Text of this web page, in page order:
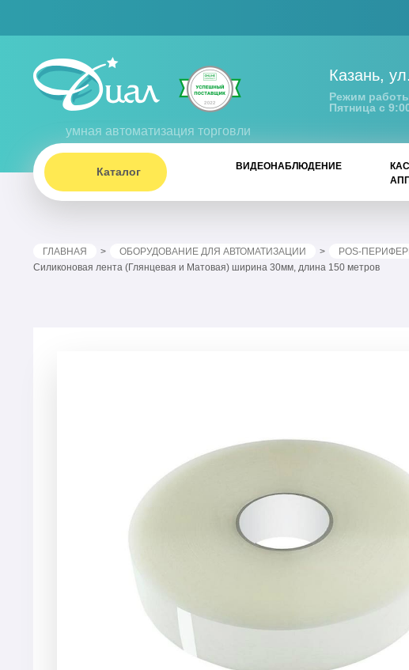
умная автоматизация торговли
Казань,
Режим
Пятница с
Каталог ВИДЕОНАБЛЮДЕНИЕ
ГЛАВНАЯ ОБОРУДОВАНИЕ ДЛЯ АВТОМАТИЗАЦИИ POS-
Силиконовая лента (Глянцевая и Матовая) ширина 30мм, длина 150 метров